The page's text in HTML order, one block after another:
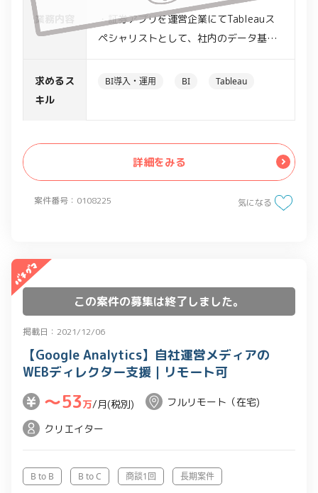
案件番号：0108225
業務内容
・証券アプリを運営企業にてTableauス
ペシャリストとして、社内のデータ基盤
社員に対しておこなうレクチャー業務
・ビギナークラスのメンバーへのレクチ
・AWS, Athena, BigQueryとの連携（全
求めるス
キル
BI導入・運用 BI Tableau
詳細をみる
気になる
この案件の募集は終了しました。
掲載日：2021/12/06
【Google Analytics】自社運営メディアの
WEBディレクター支援｜リモート可
〜53万/月(税別)
フルリモート（在宅)
クリエイター
B to B B to C 商談1回 長期案件